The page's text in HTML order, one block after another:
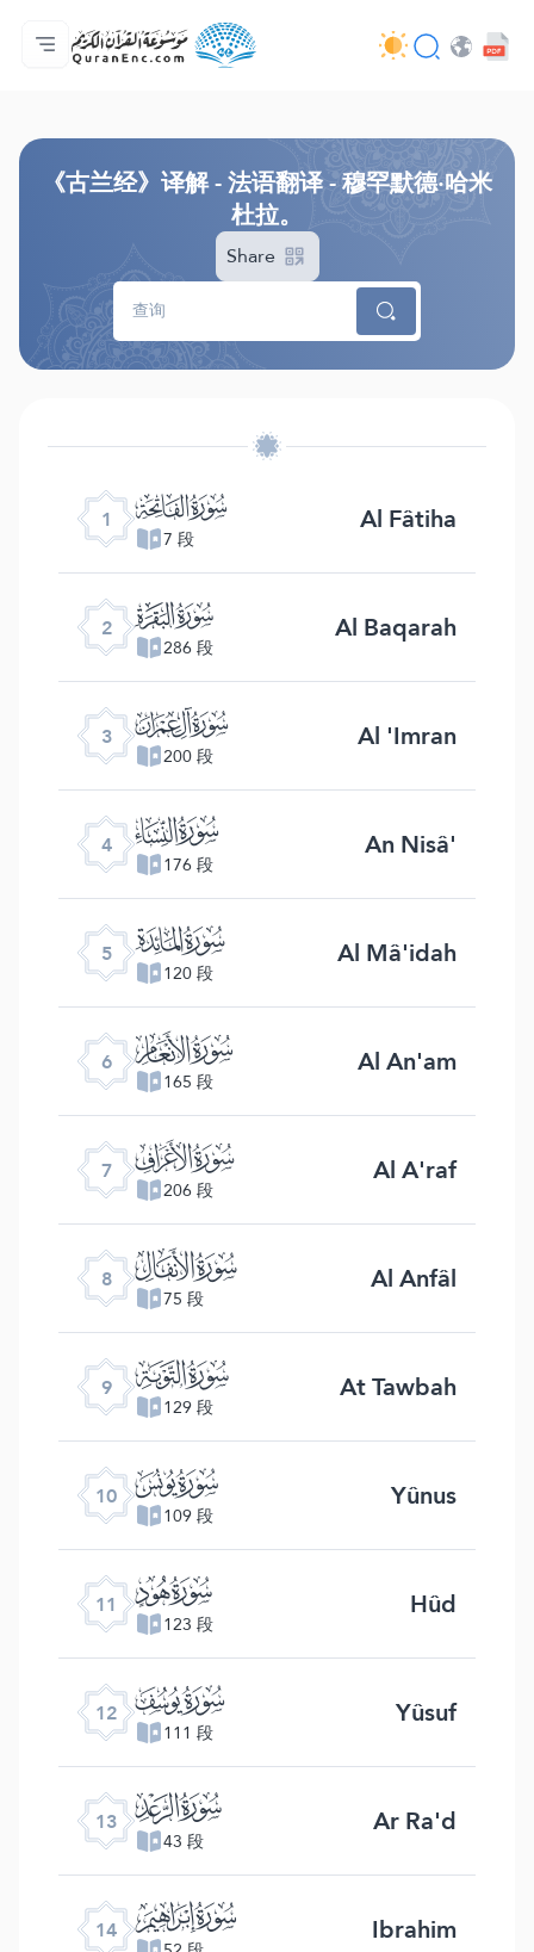
主页
译解目录
Audio
开发者服务 - API
关于此项目
联系我们
语言
《古兰经》译解 - 法语翻译 - 穆罕默德·哈米
杜拉。
Share
1 ﮍ
7 段 Al Fâtiha
2 ﮎ
286 段 Al Baqarah
3 ﮏ
200 段 Al 'Imran
4 ﮐ
176 段 An Nisâ'
5 ﮑ
120 段 Al Mâ'idah
6 ﮒ
165 段 Al An'am
7 ﮓ
206 段 Al A'raf
8 ﮔ
75 段 Al Anfâl
9 ﮕ
129 段 At Tawbah
10 ﮖ
109 段 Yûnus
11 ﮗ
123 段 Hûd
12 ﮘ
111 段 Yûsuf
13 ﮙ
43 段 Ar Ra'd
14 ﮚ Ibrahim